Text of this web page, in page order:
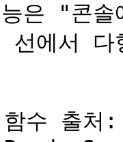
은 "콘
선에서
수 출